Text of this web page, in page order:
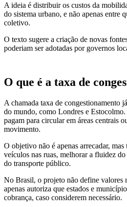
A ideia é distribuir os custos da
do sistema urbano, e não apenas entre
coletivo.
O texto sugere a criação de novas
poderiam ser adotadas por governos
O que é a taxa de
A chamada taxa de congestionamento
do mundo, como Londres e Estocolmo.
pagam para circular em áreas centrais
movimento.
O objetivo não é apenas arrecadar,
veículos nas ruas, melhorar a fluidez
do transporte público.
No Brasil, o projeto não define valores
apenas autoriza que estados e
cobrança, caso considerem necessário.